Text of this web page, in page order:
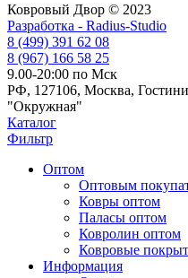
Ковровый Двор © 2023
Разработка - Radius-Studio
8 (499) 391 62 08
8 (967) 166 58 25
9.00-20:00 по Мск
РФ, 127106, Москва,
"Окружная"
Каталог
Фильтр
Оптом
Оптовым
Ковры оптом
Паласы оптом
Ковролин оптом
Ковровые
Информация